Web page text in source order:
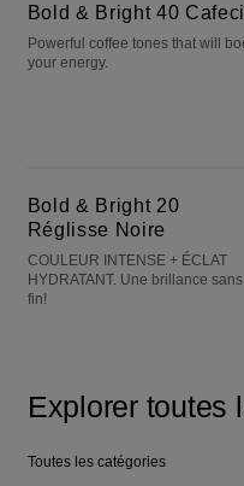
Bold & Bright 40
Powerful coffee tones that will
your energy.
Bold & Bright 20
Réglisse Noire
COULEUR INTENSE + ÉCLAT
HYDRATANT. Une brillance sans
fin!
Explorer toutes
Toutes les catégories